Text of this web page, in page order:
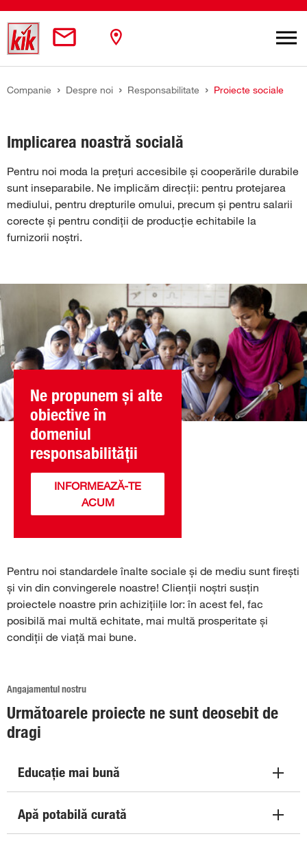
Skip to main content
Companie Despre noi Responsabilitate Proiecte sociale
Implicarea noastră socială
Pentru noi moda la prețuri accesibile și cooperările durabile
sunt inseparabile. Ne implicăm direcții: pentru protejarea
mediului, pentru drepturile omului, precum și pentru salarii
corecte și pentru condiții de producție echitabile la
furnizorii noștri.
Ne propunem și alte
obiective în
domeniul
responsabilității
INFORMEAZĂ-TE
ACUM
Pentru noi standardele înalte sociale și de mediu sunt firești
și vin din convingerele noastre! Clienții noștri susțin
proiectele noastre prin achizițiile lor: în acest fel, fac
posibilă mai multă echitate, mai multă prosperitate și
condiții de viață mai bune.
Angajamentul nostru
Următoarele proiecte ne sunt deosebit de
dragi
Educație mai bună
Apă potabilă curată